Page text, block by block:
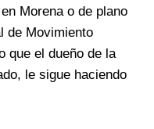
Morena o de plano
de Movimiento
que el dueño de la
le sigue haciendo